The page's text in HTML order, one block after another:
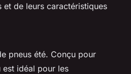
de leurs caractéristiques
pneus été. Conçu pour
est idéal pour les